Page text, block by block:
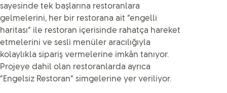
sayesinde tek başlarına restoranlara
gelmelerini, her bir restorana ait “engelli
haritası” ile restoran içerisinde rahatça hareket
etmelerini ve sesli menüler aracılığıyla
kolaylıkla sipariş vermelerine imkân tanıyor.
Projeye dahil olan restoranlarda ayrıca
“Engelsiz Restoran” simgelerine yer veriliyor.